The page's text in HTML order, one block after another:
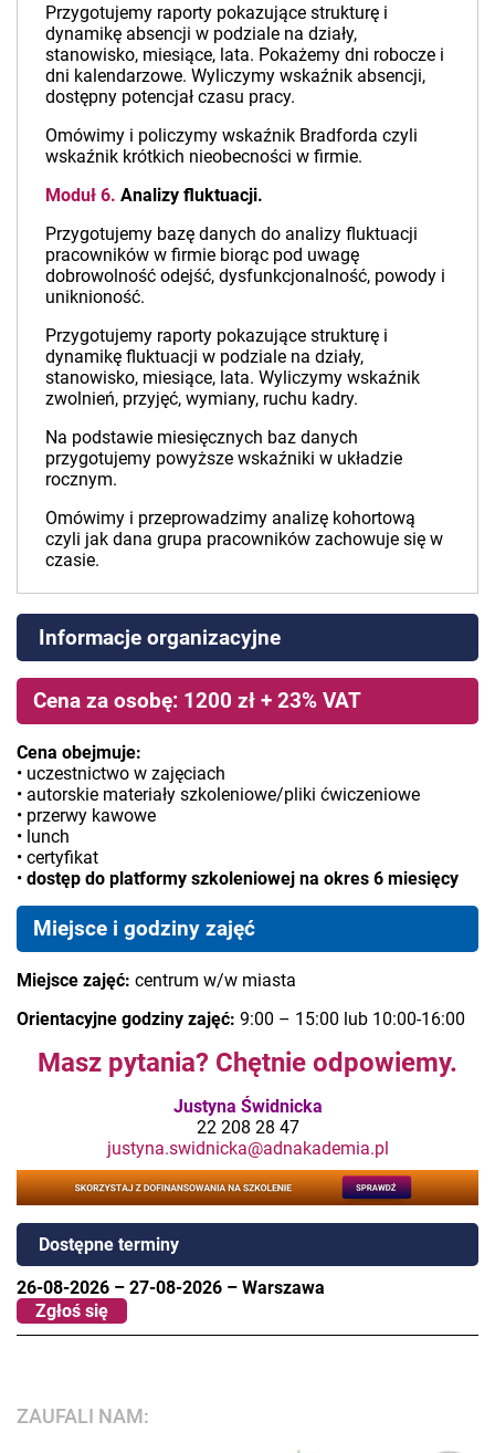
Przygotujemy raporty pokazujące strukturę i
dynamikę absencji w podziale na działy,
stanowisko, miesiące, lata. Pokażemy dni robocze i
dni kalendarzowe. Wyliczymy wskaźnik absencji,
dostępny potencjał czasu pracy.
Omówimy i policzymy wskaźnik Bradforda czyli
wskaźnik krótkich nieobecności w firmie.
Moduł 6. Analizy fluktuacji.
Przygotujemy bazę danych do analizy fluktuacji
pracowników w firmie biorąc pod uwagę
dobrowolność odejść, dysfunkcjonalność, powody i
uniknioność.
Przygotujemy raporty pokazujące strukturę i
dynamikę fluktuacji w podziale na działy,
stanowisko, miesiące, lata. Wyliczymy wskaźnik
zwolnień, przyjęć, wymiany, ruchu kadry.
Na podstawie miesięcznych baz danych
przygotujemy powyższe wskaźniki w układzie
rocznym.
Omówimy i przeprowadzimy analizę kohortową
czyli jak dana grupa pracowników zachowuje się w
czasie.
Informacje organizacyjne
Cena za osobę: 1200 zł + 23% VAT
Cena obejmuje:
• uczestnictwo w zajęciach
• autorskie materiały szkoleniowe/pliki ćwiczeniowe
• przerwy kawowe
• lunch
• certyfikat
• dostęp do platformy szkoleniowej na okres 6 miesięcy
Miejsce i godziny zajęć
Miejsce zajęć: centrum w/w miasta
Orientacyjne godziny zajęć: 9:00 – 15:00 lub 10:00-16:00
Masz pytania? Chętnie odpowiemy.
Justyna Świdnicka
22 208 28 47
justyna.swidnicka@adnakademia.pl
Dostępne terminy
26-08-2026 – 27-08-2026 – Warszawa
Zgłoś się
ZAUFALI NAM: